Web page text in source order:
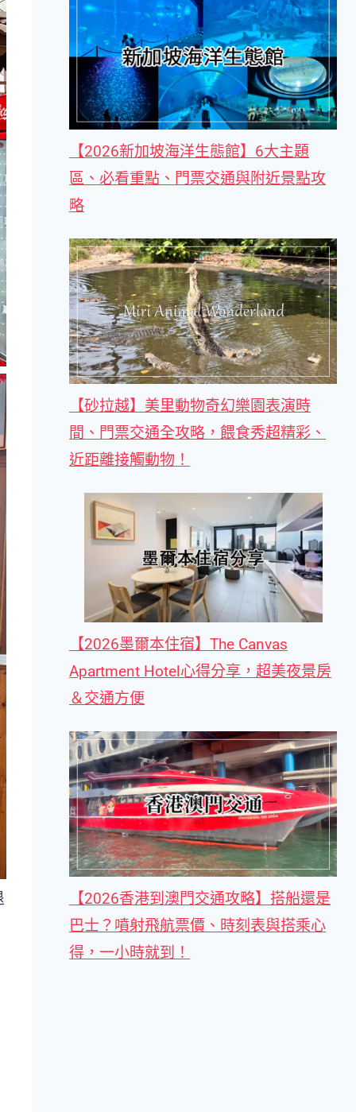
【2026新加坡海洋生態館】6大主題
區、必看重點、門票交通與附近景點攻
略
【砂拉越】美里動物奇幻樂園表演時
間、門票交通全攻略，餵食秀超精彩、
近距離接觸動物！
【2026墨爾本住宿】The Canvas
Apartment Hotel心得分享，超美夜景房
＆交通方便
【2026香港到澳門交通攻略】搭船還是
巴士？噴射飛航票價、時刻表與搭乘心
得，一小時就到！